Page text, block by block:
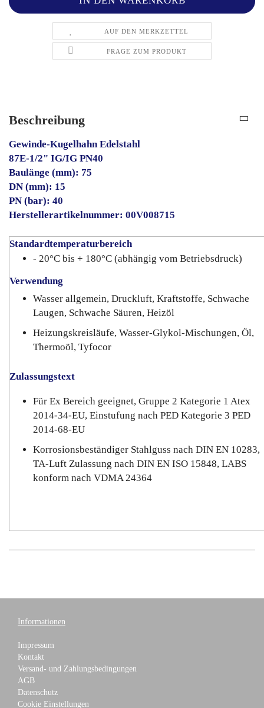
AUF DEN MERKZETTEL
FRAGE ZUM PRODUKT
Beschreibung
Gewinde-Kugelhahn Edelstahl
87E-1/2" IG/IG PN40
Baulänge (mm): 75
DN (mm): 15
PN (bar): 40
Herstellerartikelnummer: 00V008715
Standardtemperaturbereich
- 20°C bis + 180°C (abhängig vom Betriebsdruck)
Verwendung
Wasser allgemein, Druckluft, Kraftstoffe, Schwache
Laugen, Schwache Säuren, Heizöl
Heizungskreisläufe, Wasser-Glykol-Mischungen, Öl,
Thermoöl, Tyfocor
Zulassungstext
Für Ex Bereich geeignet, Gruppe 2 Kategorie 1 Atex
2014-34-EU, Einstufung nach PED Kategorie 3 PED
2014-68-EU
Korrosionsbeständiger Stahlguss nach DIN EN 10283,
TA-Luft Zulassung nach DIN EN ISO 15848, LABS
konform nach VDMA 24364
Informationen
Impressum
Kontakt
Versand- und Zahlungsbedingungen
AGB
Datenschutz
Cookie Einstellungen